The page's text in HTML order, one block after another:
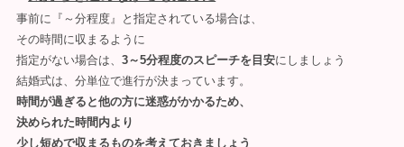
事前に『～分程度』と指定されている場合は、
その時間に収まるように
指定がない場合は、3～5分程度のスピーチを目安にしましょう
結婚式は、分単位で進行が決まっています。
時間が過ぎると他の方に迷惑がかかるため、
決められた時間内より
少し短めで収まるものを考えておきましょう